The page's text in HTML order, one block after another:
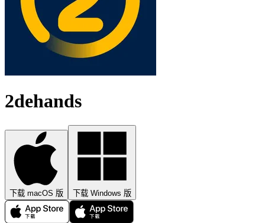
2dehands
下载 macOS 版 下载 Windows 版